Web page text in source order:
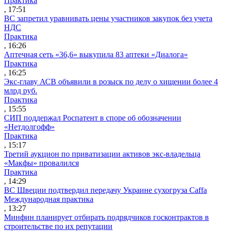
, 17:51
ВС запретил уравнивать цены участников закупок без учета
НДС
Практика
, 16:26
Аптечная сеть «36,6» выкупила 83 аптеки «Диалога»
Практика
, 16:25
Экс-главу АСВ объявили в розыск по делу о хищении более 4
млрд руб.
Практика
, 15:55
СИП поддержал Роспатент в споре об обозначении
«Нетдолгофф»
Практика
, 15:17
Третий аукцион по приватизации активов экс-владельца
«Макфы» провалился
Практика
, 14:29
ВС Швеции подтвердил передачу Украине сухогруза Caffa
Международная практика
, 13:27
Минфин планирует отбирать подрядчиков госконтрактов в
строительстве по их репутации